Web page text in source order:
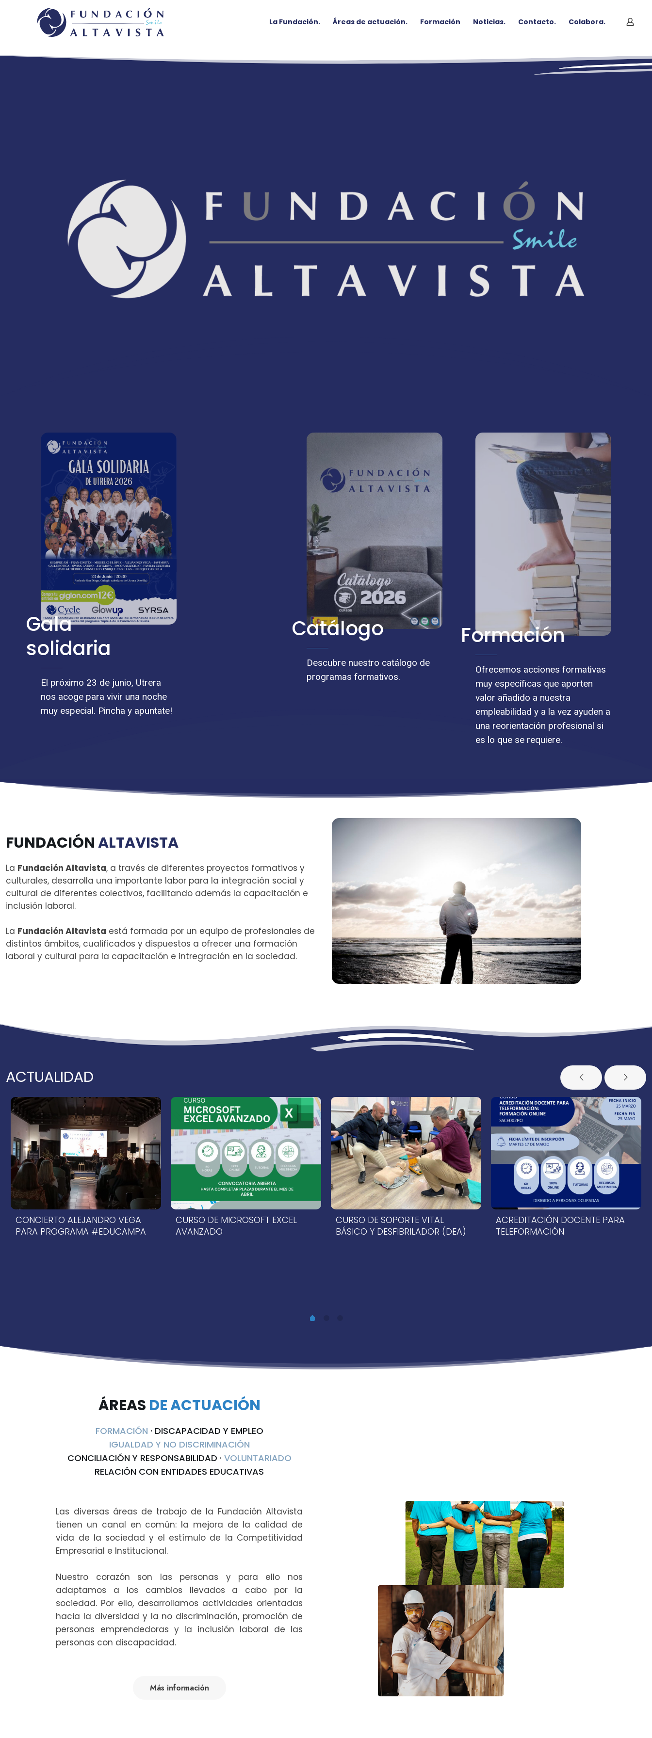
La Fundación. Áreas de actuación. Formación Noticias. Contacto. Colabora.
Gala
solidaria
El próximo 23 de junio, Utrera
nos acoge para vivir una noche
muy especial. Pincha y apuntate!
Catálogo
Descubre nuestro catálogo de
programas formativos.
Formación
Ofrecemos acciones formativas
muy específicas que aporten
valor añadido a nuestra
empleabilidad y a la vez ayuden a
una reorientación profesional si
es lo que se requiere.
FUNDACIÓNALTAVISTA
La Fundación Altavista, a través de diferentes proyectos formativos y
culturales, desarrolla una importante labor para la integración social y
cultural de diferentes colectivos, facilitando además la capacitación e
inclusión laboral.
La Fundación Altavista está formada por un equipo de profesionales de
distintos ámbitos, cualificados y dispuestos a ofrecer una formación
laboral y cultural para la capacitación e intregración en la sociedad.
ACTUALIDAD
14 de abril de 2026
CONCIERTO ALEJANDRO VEGA
PARA PROGRAMA #EDUCAMPA
14 de abril de 2026
CURSO DE MICROSOFT EXCEL
AVANZADO
14 de abril de 2026
CURSO DE SOPORTE VITAL
BÁSICO Y DESFIBRILADOR (DEA)
14 de abril de 2026
ACREDITACIÓN DOCENTE PARA
TELEFORMACIÓN
ÁREAS DE ACTUACIÓN
FORMACIÓN · DISCAPACIDAD Y EMPLEO
IGUALDAD Y NO DISCRIMINACIÓN
CONCILIACIÓN Y RESPONSABILIDAD · VOLUNTARIADO
RELACIÓN CON ENTIDADES EDUCATIVAS
Las diversas áreas de trabajo de la Fundación Altavista
tienen un canal en común: la mejora de la calidad de
vida de la sociedad y el estímulo de la Competitividad
Empresarial e Institucional.
Nuestro corazón son las personas y para ello nos
adaptamos a los cambios llevados a cabo por la
sociedad. Por ello, desarrollamos actividades orientadas
hacia la diversidad y la no discriminación, promoción de
personas emprendedoras y la inclusión laboral de las
personas con discapacidad.
Más información